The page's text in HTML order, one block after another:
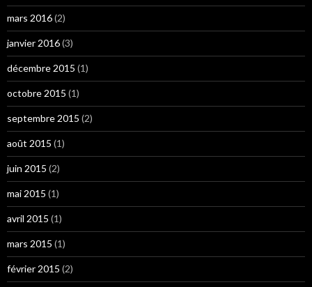
mars 2016(2)
janvier 2016(3)
décembre 2015 (1)
octobre 2015 (1)
septembre 2015 (2)
août 2015 (1)
juin 2015 (2)
mai 2015 (1)
avril 2015 (1)
mars 2015 (1)
février 2015 (2)